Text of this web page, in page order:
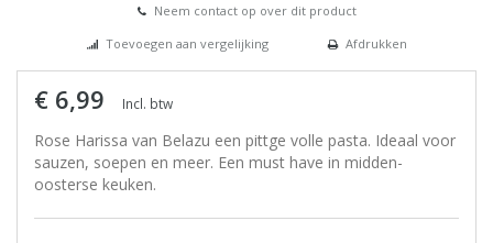
Neem contact op over dit product
Toevoegen aan vergelijking
Afdrukken
€ 6,99 Incl. btw
Rose Harissa van Belazu een pittge volle pasta. Ideaal voor
sauzen, soepen en meer. Een must have in midden-
oosterse keuken.